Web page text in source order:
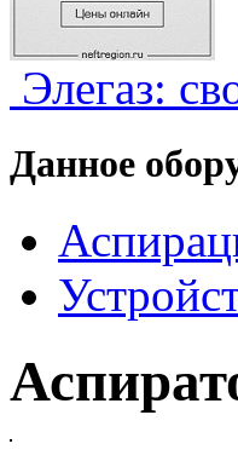
Элегаз:
Данное